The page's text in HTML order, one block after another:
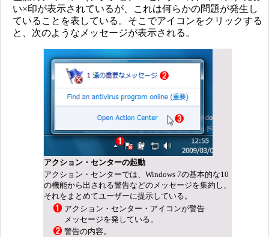
い×印が表示されているが、これは何らかの問題が発生し
ていることを表している。そこでアイコンをクリックする
と、次のようなメッセージが表示される。
アクション・センターの起動
アクション・センターでは、Windows 7の基本的な10
の機能から出される警告などのメッセージを集約し、
それをまとめてユーザーに提示している。
アクション・センター・アイコンが警告
メッセージを発している。
警告の内容。